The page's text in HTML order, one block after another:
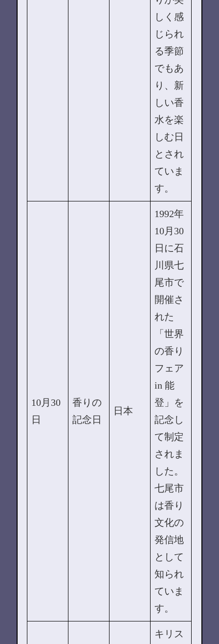
しく感
じられ
る季節
でもあ
り、新
しい香
水を楽
しむ日
とされ
ていま
す。
10月30
日
香りの
記念日
日本
1992年
10月30
日に石
川県七
尾市で
開催さ
れた
「世界
の香り
フェア
in 能
登」を
記念し
て制定
されま
した。
七尾市
は香り
文化の
発信地
として
知られ
ていま
す。
キリス